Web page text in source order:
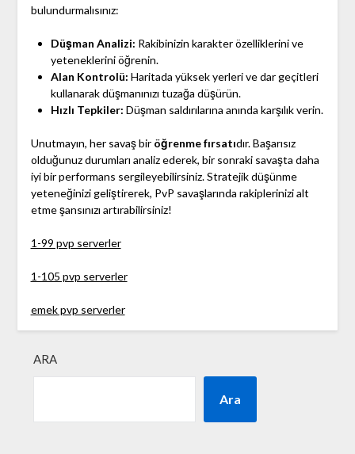
bulundurmalısınız:
Düşman Analizi: Rakibinizin karakter özelliklerini ve
yeteneklerini öğrenin.
Alan Kontrolü: Haritada yüksek yerleri ve dar geçitleri
kullanarak düşmanınızı tuzağa düşürün.
Hızlı Tepkiler: Düşman saldırılarına anında karşılık verin.
Unutmayın, her savaş bir öğrenme fırsatıdır. Başarısız
olduğunuz durumları analiz ederek, bir sonraki savaşta daha
iyi bir performans sergileyebilirsiniz. Stratejik düşünme
yeteneğinizi geliştirerek, PvP savaşlarında rakiplerinizi alt
etme şansınızı artırabilirsiniz!
1-99 pvp serverler
1-105 pvp serverler
emek pvp serverler
ARA
Ara